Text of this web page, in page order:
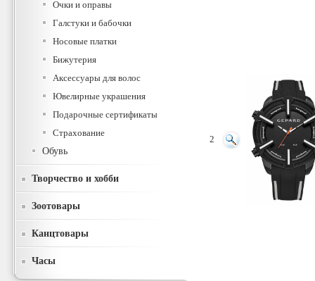
Очки и оправы
Галстуки и бабочки
Носовые платки
Бижутерия
Аксессуары для волос
Ювелирные украшения
Подарочные сертификаты
Страхование
Обувь
Творчество и хобби
Зоотовары
Канцтовары
Часы
2